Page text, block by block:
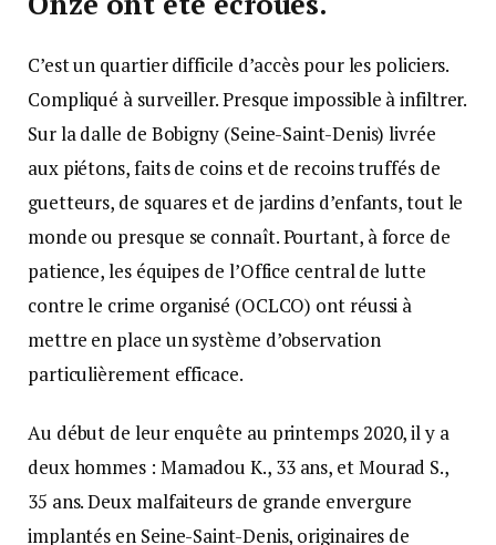
C’est un quartier difficile d’accès pour les policiers.
Compliqué à surveiller. Presque impossible à infiltrer.
Sur la dalle de Bobigny (Seine-Saint-Denis) livrée
aux piétons, faits de coins et de recoins truffés de
guetteurs, de squares et de jardins d’enfants, tout le
monde ou presque se connaît. Pourtant, à force de
patience, les équipes de l’Office central de lutte
contre le crime organisé (OCLCO) ont réussi à
mettre en place un système d’observation
particulièrement efficace.
Au début de leur enquête au printemps 2020, il y a
deux hommes : Mamadou K., 33 ans, et Mourad S.,
35 ans. Deux malfaiteurs de grande envergure
implantés en Seine-Saint-Denis, originaires de